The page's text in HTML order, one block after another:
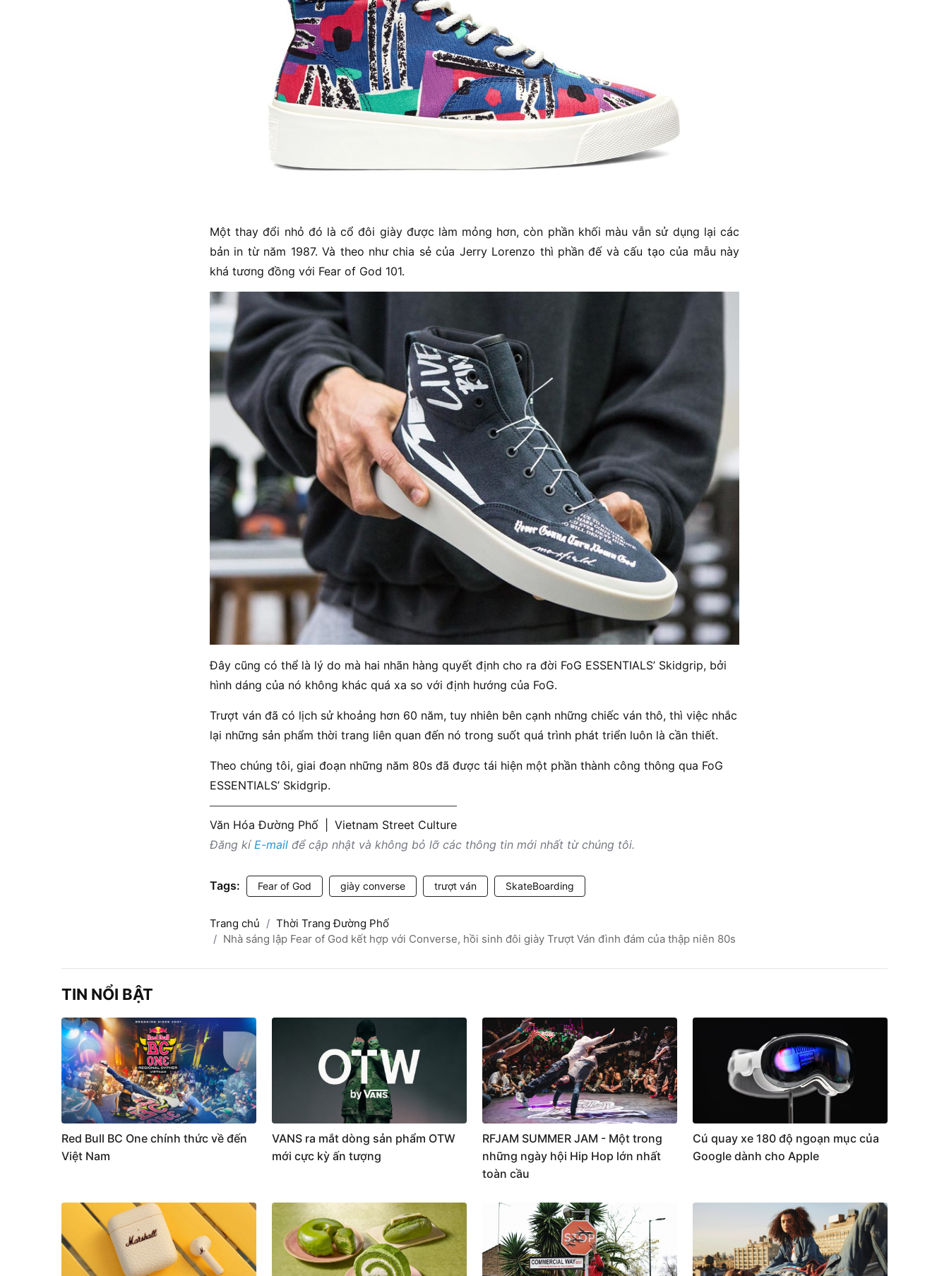
Một thay đổi nhỏ đó là cổ đôi giày được làm mỏng hơn, còn phần khối màu vẫn sử dụng lại các
bản in từ năm 1987. Và theo như chia sẻ của Jerry Lorenzo thì phần đế và cấu tạo của mẫu này
khá tương đồng với Fear of God 101.
Đây cũng có thể là lý do mà hai nhãn hàng quyết định cho ra đời FoG ESSENTIALS’ Skidgrip, bởi
hình dáng của nó không khác quá xa so với định hướng của FoG.
Trượt ván đã có lịch sử khoảng hơn 60 năm, tuy nhiên bên cạnh những chiếc ván thô, thì việc nhắc
lại những sản phẩm thời trang liên quan đến nó trong suốt quá trình phát triển luôn là cần thiết.
Theo chúng tôi, giai đoạn những năm 80s đã được tái hiện một phần thành công thông qua FoG
ESSENTIALS’ Skidgrip.
Văn Hóa Đường Phố
Vietnam Street Culture
Đăng kíE-mail để cập nhật và không bỏ lỡ các thông tin mới nhất từ chúng tôi.
Tags: Fear of God giày converse trượt ván SkateBoarding
Trang chủ
Thời Trang Đường Phố
Nhà sáng lập Fear of God kết hợp với Converse, hồi sinh đôi giày Trượt Ván đình đám của thập niên 80s
TIN NỔI BẬT
Red Bull BC One chính thức về đến
Việt Nam
VANS ra mắt dòng sản phẩm OTW
mới cực kỳ ấn tượng
RFJAM SUMMER JAM - Một trong
những ngày hội Hip Hop lớn nhất
toàn cầu
Cú quay xe 180 độ ngoạn mục của
Google dành cho Apple